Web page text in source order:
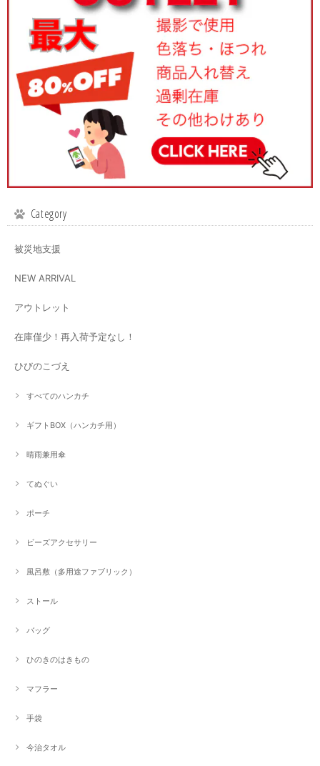
Category
被災地支援
NEW ARRIVAL
アウトレット
在庫僅少！再入荷予定なし！
ひびのこづえ
すべてのハンカチ
ギフトBOX（ハンカチ用）
晴雨兼用傘
てぬぐい
ポーチ
ビーズアクセサリー
風呂敷（多用途ファブリック）
ストール
バッグ
ひのきのはきもの
マフラー
手袋
今治タオル